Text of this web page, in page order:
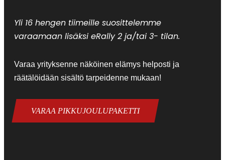
Yli 16 hengen tiimeille suosittelemme
varaamaan lisäksi eRally 2 ja/tai 3- tilan.
Varaa yrityksenne näköinen elämys helposti ja
räätälöidään sisältö tarpeidenne mukaan!
VARAA PIKKUJOULUPAKETTI